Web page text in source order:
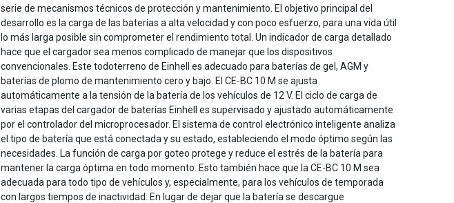
serie de mecanismos técnicos de protección y mantenimiento. El objetivo principal del
desarrollo es la carga de las baterías a alta velocidad y con poco esfuerzo, para una vida útil
lo más larga posible sin comprometer el rendimiento total. Un indicador de carga detallado
hace que el cargador sea menos complicado de manejar que los dispositivos
convencionales. Este todoterreno de Einhell es adecuado para baterías de gel, AGM y
baterías de plomo de mantenimiento cero y bajo. El CE-BC 10 M se ajusta
automáticamente a la tensión de la batería de los vehículos de 12 V. El ciclo de carga de
varias etapas del cargador de baterías Einhell es supervisado y ajustado automáticamente
por el controlador del microprocesador. El sistema de control electrónico inteligente analiza
el tipo de batería que está conectada y su estado, estableciendo el modo óptimo según las
necesidades. La función de carga por goteo protege y reduce el estrés de la batería para
mantener la carga óptima en todo momento. Esto también hace que la CE-BC 10 M sea
adecuada para todo tipo de vehículos y, especialmente, para los vehículos de temporada
con largos tiempos de inactividad: En lugar de dejar que la batería se descargue